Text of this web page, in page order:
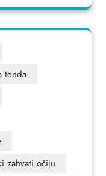
tenda
zahvati očiju